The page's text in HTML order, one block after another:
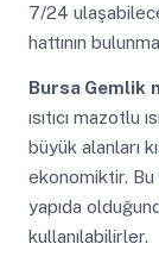
7/24
hattının
Bursa Gemlik
ısıtıcı mazotlu
büyük alanları
ekonomiktir. Bu
yapıda
kullanılabilirler.